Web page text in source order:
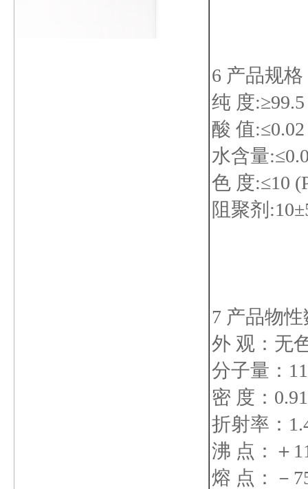
6 产品规格
纯 度
酸 值
水含量
色 度:≤10
阻聚剂
7 产品物
外 观：无
分子量：
密 度：
折射率：
沸 点：＋
熔 点：－